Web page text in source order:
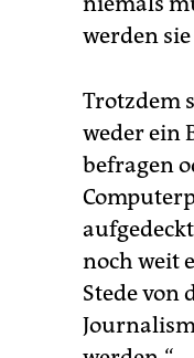
werden
Trotzdem
weder ein
befragen
noch weit
Stede von